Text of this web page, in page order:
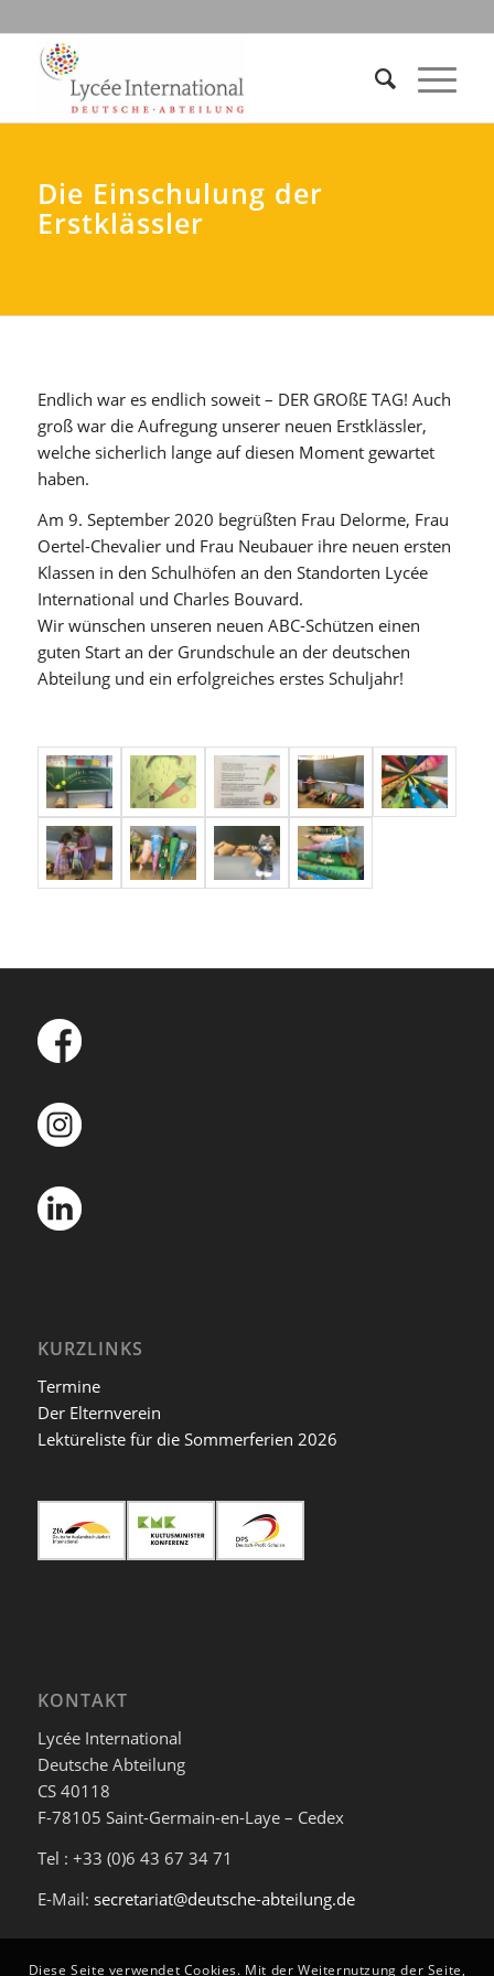
Die Einschulung der
Erstklässler
Endlich war es endlich soweit – DER GROßE TAG! Auch
groß war die Aufregung unserer neuen Erstklässler,
welche sicherlich lange auf diesen Moment gewartet
haben.
Am 9. September 2020 begrüßten Frau Delorme, Frau
Oertel-Chevalier und Frau Neubauer ihre neuen ersten
Klassen in den Schulhöfen an den Standorten Lycée
International und Charles Bouvard.
Wir wünschen unseren neuen ABC-Schützen einen
guten Start an der Grundschule an der deutschen
Abteilung und ein erfolgreiches erstes Schuljahr!
KURZLINKS
Termine
Der Elternverein
Lektüreliste für die Sommerferien 2026
KONTAKT
Lycée International
Deutsche Abteilung
CS 40118
F-78105 Saint-Germain-en-Laye – Cedex
Tel : +33 (0)6 43 67 34 71
E-Mail: secretariat@deutsche-abteilung.de
Diese Seite verwendet Cookies. Mit der Weiternutzung der Seite,